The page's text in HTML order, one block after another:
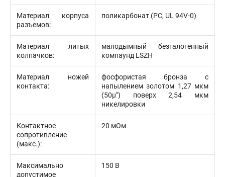
Материал корпуса
разъемов:
поликарбонат (PC, UL 94V-0)
Материал литых
колпачков:
малодымный безгалогенный
компаунд LSZH
Материал ножей
контакта:
фосфористая бронза с
напылением золотом 1,27 мкм
(50µ") поверх 2,54 мкм
никелировки
Контактное
сопротивление
(макс.):
20 мОм
Максимально
допустимое
150 В